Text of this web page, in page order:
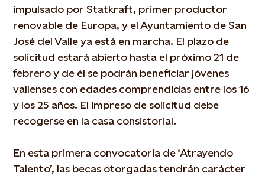
impulsado por Statkraft, primer productor
renovable de Europa, y el Ayuntamiento de San
José del Valle ya está en marcha. El plazo de
solicitud estará abierto hasta el próximo 21 de
febrero y de él se podrán beneficiar jóvenes
vallenses con edades comprendidas entre los 16
y los 25 años. El impreso de solicitud debe
recogerse en la casa consistorial.
En esta primera convocatoria de ‘Atrayendo
Talento’, las becas otorgadas tendrán carácter